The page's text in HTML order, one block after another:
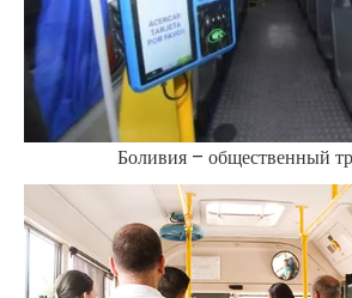
Боливия – общественный